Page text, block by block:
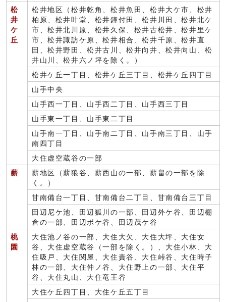
松
井
ケ
丘
松井地区（松井乾角、松井魚田、松井大ケ市、松井
柏原、松井叶堂、松井鐘付田、松井川田、松井北ケ
市、松井北川原、松井久保、松井古松井、松井里ケ
市、松井諏訪ケ原、松井相合、松井千原、松井直
田、松井野田、松井古川、松井向井、松井向山、松
井山川、松井六ノ坪を除く。）
松井ケ丘一丁目、松井ケ丘三丁目、松井ケ丘四丁目
山手中央
山手西一丁目、山手西二丁目、山手西三丁目
山手東一丁目、山手東二丁目
山手南一丁目、山手南二丁目、山手南三丁目、山手
南四丁目
大住虚空蔵谷の一部
薪
薪地区（薪狼谷、薪西山の一部、薪畠の一部を除
く。）
甘南備台一丁目、甘南備台二丁目、甘南備台三丁目
田辺尼ケ池、田辺狐川の一部、田辺外ケ谷、田辺棚
倉の一部、田辺ボケ谷、田辺茂ケ谷
桃
園
大住池ノ谷の一部、大住大欠、大住大坪、大住女
谷、大住虚空蔵谷（一部を除く。）、大住小林、大
住吸戸、大住関屋、大住責谷、大住峠谷、大住時子
林の一部、大住仲ノ谷、大住野上の一部、大住平
谷、大住丸山、大住竜王谷
大住ケ丘四丁目、大住ケ丘五丁目